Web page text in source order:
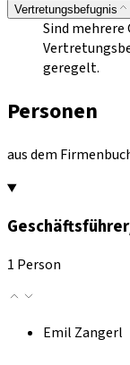
Vertretungsbefugnis
Sind
geregelt.
Personen
aus dem
1 Person
Emil Zangerl